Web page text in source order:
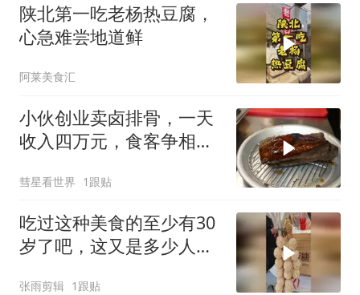
陕北第一吃老杨热豆腐，
心急难尝地道鲜
阿莱美食汇
小伙创业卖卤排骨，一天
收入四万元，食客争相排
彗星看世界 1跟贴
吃过这种美食的至少有30
岁了吧，这又是多少人的
张雨剪辑 1跟贴